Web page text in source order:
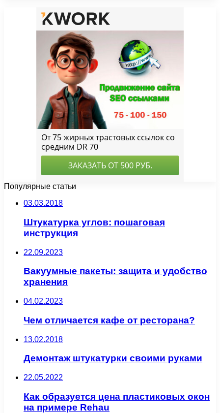
Популярные статьи
03.03.2018
Штукатурка углов: пошаговая
инструкция
22.09.2023
Вакуумные пакеты: защита и удобство
хранения
04.02.2023
Чем отличается кафе от ресторана?
13.02.2018
Демонтаж штукатурки своими руками
22.05.2022
Как образуется цена пластиковых окон
на примере Rehau